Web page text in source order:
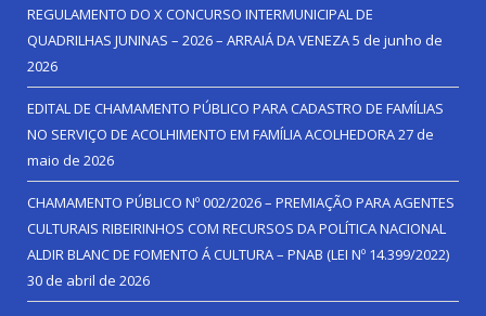
REGULAMENTO DO X CONCURSO INTERMUNICIPAL DE
QUADRILHAS JUNINAS – 2026 – ARRAIÁ DA VENEZA5 de junho de
2026
EDITAL DE CHAMAMENTO PÚBLICO PARA CADASTRO DE FAMÍLIAS
NO SERVIÇO DE ACOLHIMENTO EM FAMÍLIA ACOLHEDORA27 de
maio de 2026
CHAMAMENTO PÚBLICO Nº 002/2026 – PREMIAÇÃO PARA AGENTES
CULTURAIS RIBEIRINHOS COM RECURSOS DA POLÍTICA NACIONAL
ALDIR BLANC DE FOMENTO Á CULTURA – PNAB (LEI Nº 14.399/2022)
30 de abril de 2026